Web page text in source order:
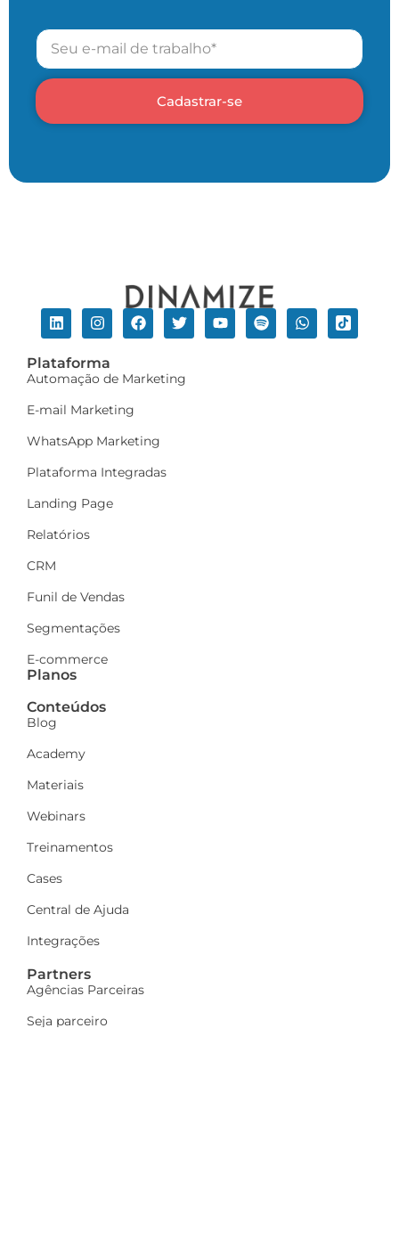
Cadastrar-se
Plataforma
Automação de Marketing
E-mail Marketing
WhatsApp Marketing
Plataforma Integradas
Landing Page
Relatórios
CRM
Funil de Vendas
Segmentações
E-commerce
Planos
Conteúdos
Blog
Academy
Materiais
Webinars
Treinamentos
Cases
Central de Ajuda
Integrações
Partners
Agências Parceiras
Seja parceiro